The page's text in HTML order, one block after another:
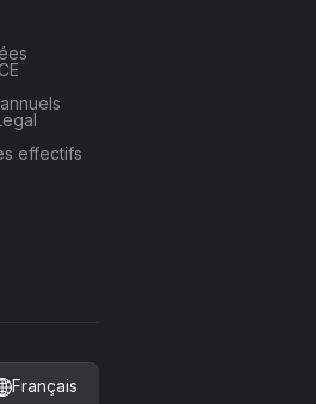
effectifs
Français